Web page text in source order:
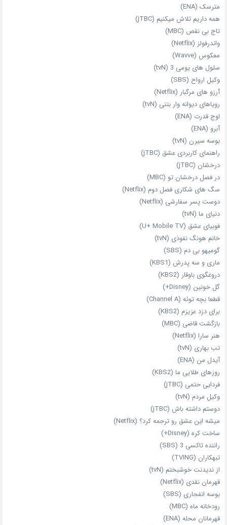
مترسک (ENA)
همه داریم تلاش میکنیم (jTBC)
تاج بی‌ نقص (MBC)
واندرفولز (Netflix)
معکوس (Wavve)
سلول های یومی 3 (tvN)
وکیل ارواح (SBS)
آرزو های مرگبار (Netflix)
رویاهای دیوانه‌ وار بتنی (tvN)
اوج قدرت (ENA)
آبرو (ENA)
بوسه سیرن (tvN)
راهنمای کاربردی عشق (jTBC)
درخشان (jTBC)
در فصل درخشان تو (MBC)
سگ های شکاری فصل دوم (Netflix)
دوست‌ پسر سفارشی (Netflix)
دنیای ما (tvN)
فوبیای عشق (U+ Mobile TV)
خانم هونگ نفوذی (tvN)
گومیهو بی دم (SBS)
ماری و سه پدرش (KBS1)
دروغگوی باوقار (KBS2)
گل خونین (Disney+)
قطعا بچه توئه (Channel A)
برای دزد عزیزم (KBS2)
بازگشت قاضی (MBC)
هنر سارا (Netflix)
تب بهاری (tvN)
آیدل من (ENA)
روزهای طلایی ما (KBS2)
فردایی حتمی (jTBC)
وکیل مردم (tvN)
دوستم داشته باش (jTBC)
میشه این عشق رو ترجمه کرد؟ (Netflix)
ساخت کره (Disney+)
راننده تاکسی 3 (SBS)
تبهکاران (TVING)
از ندیدنت خوشبختم (tvN)
قهرمان نقدی (Netflix)
بوسه انفجاری (SBS)
رودخانه ماه (MBC)
قهرمانان محله (ENA)